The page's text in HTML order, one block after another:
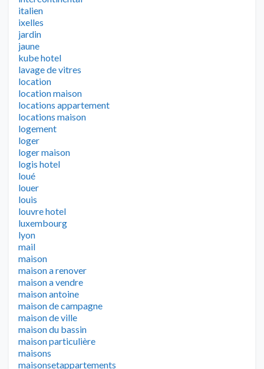
italien
ixelles
jardin
jaune
kube hotel
lavage de vitres
location
location maison
locations appartement
locations maison
logement
loger
loger maison
logis hotel
loué
louer
louis
louvre hotel
luxembourg
lyon
mail
maison
maison a renover
maison a vendre
maison antoine
maison de campagne
maison de ville
maison du bassin
maison particulière
maisons
maisonsetappartements